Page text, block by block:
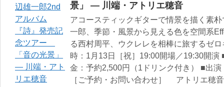
景」 — 川端・アトリエ穂音
アコースティックギターで情景を描く素
一郎、季節・風景から見える色を空間系
る西村周平、ウクレレを相棒に旅するゼ
時：1月13日［祝］19:00開場／19:30開
金：予約2,500円（1ドリンク付き） ■出
［ご予約・お問い合わせ］ アトリエ穂